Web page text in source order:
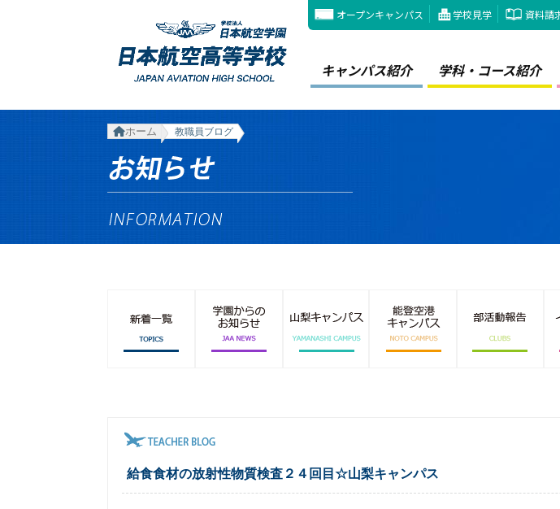
オープンキャンパス 学校見学 資料請
キャンパス紹介 学科・コース紹介
ホーム 教職員ブログ
給食食材の放射性物質検査２４回目☆山梨キャンパス